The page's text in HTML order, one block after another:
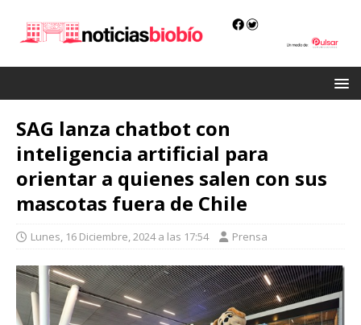
SAG lanza chatbot con
inteligencia artificial para
orientar a quienes salen con sus
mascotas fuera de Chile
Lunes, 16 Diciembre, 2024 a las 17:54 Prensa